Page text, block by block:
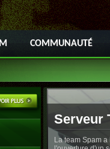
COMMUNAUTÉ
Serveur
La team Spam